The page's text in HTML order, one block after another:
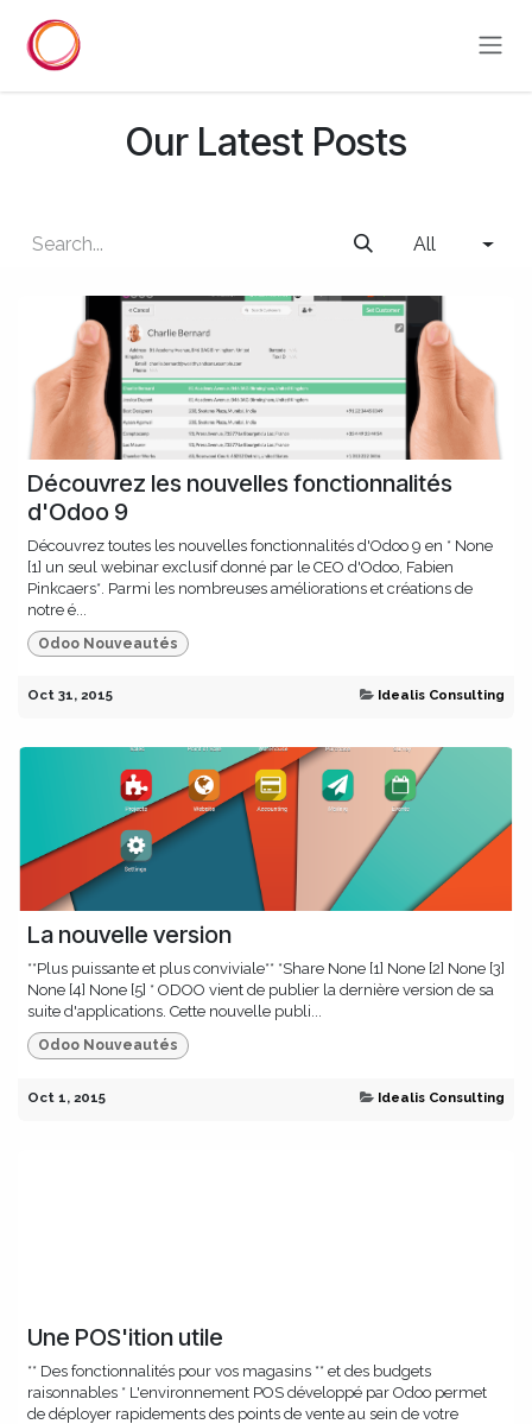
Our Latest Posts
All
Découvrez les nouvelles fonctionnalités
d'Odoo 9
Découvrez toutes les nouvelles fonctionnalités d'Odoo 9 en * None
[1] un seul webinar exclusif donné par le CEO d'Odoo, Fabien
Pinkcaers*. Parmi les nombreuses améliorations et créations de
notre é...
Odoo Nouveautés
Oct 31, 2015 Idealis Consulting
La nouvelle version
**Plus puissante et plus conviviale** *Share None [1] None [2] None [3]
None [4] None [5] * ODOO vient de publier la dernière version de sa
suite d'applications. Cette nouvelle publi...
Odoo Nouveautés
Oct 1, 2015 Idealis Consulting
Une POS'ition utile
** Des fonctionnalités pour vos magasins ** et des budgets
raisonnables * L'environnement POS développé par Odoo permet
de déployer rapidements des points de vente au sein de votre